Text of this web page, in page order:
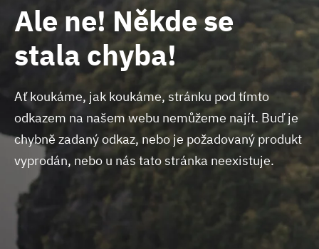
Ale ne! Někde se
stala chyba!
Ať koukáme, jak koukáme, stránku pod tímto
odkazem na našem webu nemůžeme najít. Buď je
chybně zadaný odkaz, nebo je požadovaný produkt
vyprodán, nebo u nás tato stránka neexistuje.